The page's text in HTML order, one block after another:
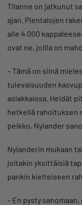
Tilanne on jatkunut
ajan. Pientalojen
alle 4 000
ovat ne, joilla on
– Tämä on siinä
tulevaisuuden
asiakkaissa. Heidät
hetkellä rahoituksen
peikko, Nylander
Nylanderin mukaan
joitakin yksittäisiä
pankin kielteiseen
– En pysty